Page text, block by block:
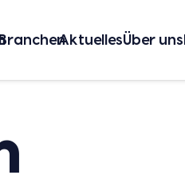
Aktu­el­lesÜber uns